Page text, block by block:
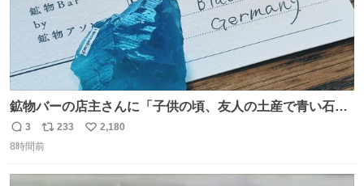
鉱物バーの店主さんに「子供の頃、友人の土産で青い石を
貰って、それがすごく気に入ってたのに、いつかの引越し
で無くしてしまった」という話をしたら、 「お土産で買っ
返
信
3
リ
ポ
233
い
2,180
8時間前